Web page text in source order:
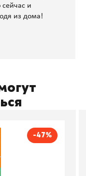
сейчас и
из дома!
-47%